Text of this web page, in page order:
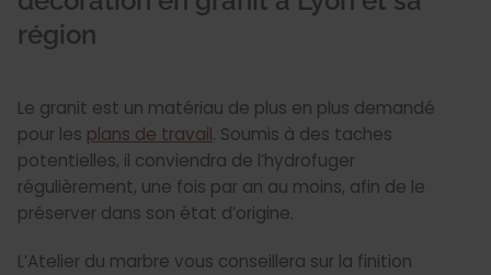
région
Le granit est un matériau de plus en plus demandé
pour les plans de travail. Soumis à des taches
potentielles, il conviendra de l’hydrofuger
régulièrement, une fois par an au moins, afin de le
préserver dans son état d’origine.
L’Atelier du marbre vous conseillera sur la finition